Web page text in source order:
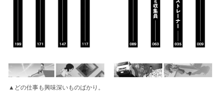
▲どの仕事も興味深いものばかり。